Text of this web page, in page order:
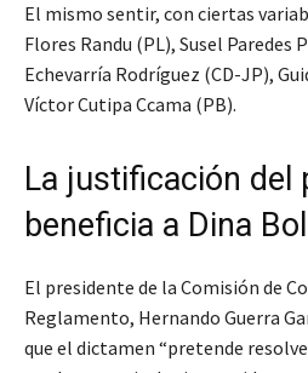
El mismo sentir, con ciertas
Flores Randu (PL), Susel Paredes
Echevarría Rodríguez (CD-JP),
Víctor Cutipa Ccama (PB).
La justificación del
beneficia a Dina
El presidente de la Comisión de
Reglamento, Hernando Guerra
que el dictamen “pretende